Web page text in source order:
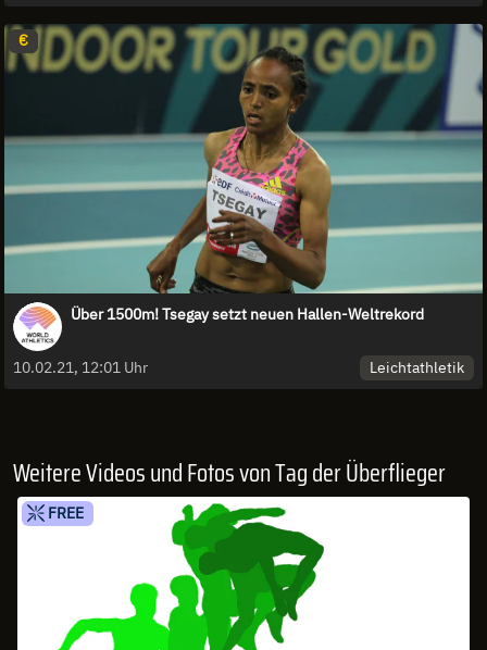
€
Über 1500m! Tsegay setzt neuen Hallen-Weltrekord
10.02.21, 12:01 Uhr Leichtathletik
Weitere Videos und Fotos von Tag der Überflieger
FREE